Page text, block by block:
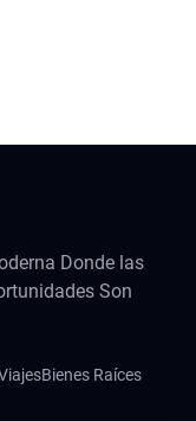
Donde las
Son
Bienes Raíces